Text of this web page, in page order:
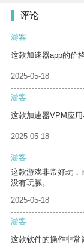
评论
游客
这款加速器app的价
2025-05-18
游客
这款加速器VPM应用
2025-05-18
游客
这款游戏非常好玩，
没有玩腻。
2025-05-18
游客
这款软件的操作非常